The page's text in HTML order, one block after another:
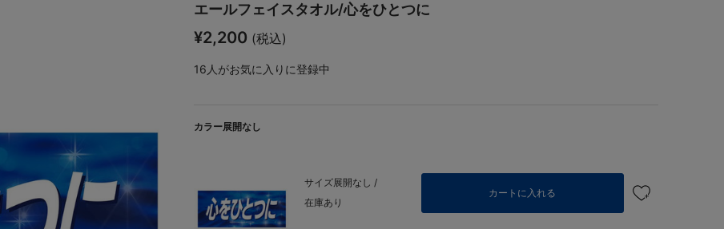
エールフェイスタオル/心をひとつに
¥2,200 (税込)
16 人がお気に入りに登録中
カラー展開なし
サイズ展開なし /
在庫あり
カートに入れる